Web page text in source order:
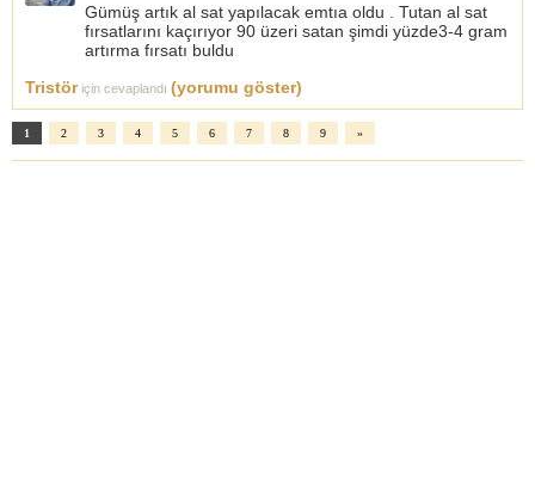
Gümüş artık al sat yapılacak emtıa oldu . Tutan al sat
fırsatlarını kaçırıyor 90 üzeri satan şimdi yüzde3-4 gram
artırma fırsatı buldu
Tristöriçin cevaplandı (yorumu göster)
1 2 3 4 5 6 7 8 9 »